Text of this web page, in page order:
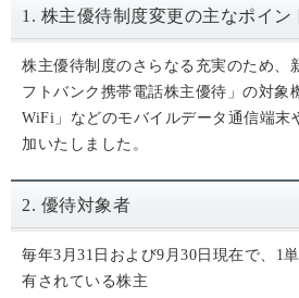
1. 株主優待制度変更の主なポイン
株主優待制度のさらなる充実のため、
フトバンク携帯電話株主優待」の対象
WiFi」などのモバイルデータ通信端末
加いたしました。
2. 優待対象者
毎年3月31日および9月30日現在で、1
有されている株主